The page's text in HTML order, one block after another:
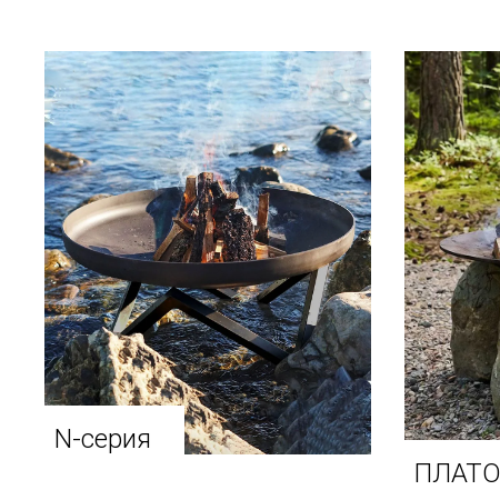
N-серия
ПЛАТО